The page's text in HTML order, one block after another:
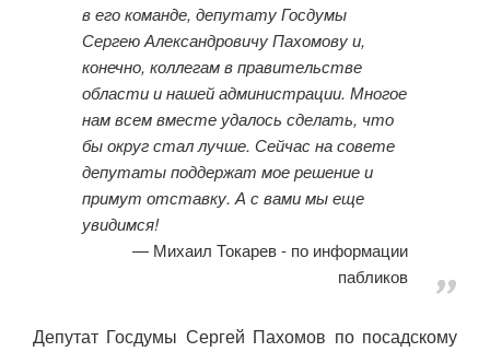
в его команде, депутату Госдумы
Сергею Александровичу Пахомову и,
конечно, коллегам в правительстве
области и нашей администрации. Многое
нам всем вместе удалось сделать, что
бы округ стал лучше. Сейчас на совете
депутаты поддержат мое решение и
примут отставку. А с вами мы еще
увидимся!
Михаил Токарев - по информации
пабликов
Депутат Госдумы Сергей Пахомов по посадскому